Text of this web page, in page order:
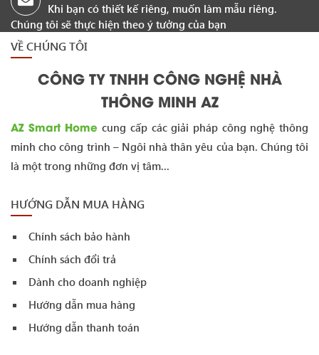
Khi bạn có thiết kế riêng, muốn làm mẫu riêng.
Chúng tôi sẽ thực hiện theo ý tưởng của bạn
VỀ CHÚNG TÔI
CÔNG TY TNHH CÔNG NGHỆ NHÀ
THÔNG MINH AZ
AZ Smart Home cung cấp các giải pháp công nghệ thông
minh cho công trình – Ngôi nhà thân yêu của bạn. Chúng tôi
là một trong những đơn vị tâm...
HƯỚNG DẪN MUA HÀNG
Chính sách bảo hành
Chính sách đổi trả
Dành cho doanh nghiệp
Hướng dẫn mua hàng
Hướng dẫn thanh toán